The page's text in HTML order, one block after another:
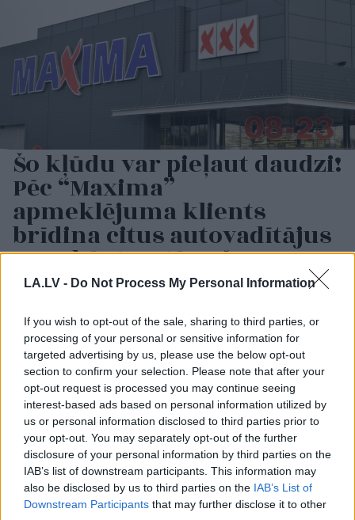
LA.LV - Do Not Process My Personal Information
If you wish to opt-out of the sale, sharing to third parties, or
processing of your personal or sensitive information for
targeted advertising by us, please use the below opt-out
section to confirm your selection. Please note that after your
opt-out request is processed you may continue seeing
interest-based ads based on personal information utilized by
us or personal information disclosed to third parties prior to
your opt-out. You may separately opt-out of the further
disclosure of your personal information by third parties on the
IAB’s list of downstream participants. This information may
also be disclosed by us to third parties on the IAB’s List of
Downstream Participants that may further disclose it to other
Šo kļūdu var pieļaut daudzi!
Pēc “Maxima”
apmeklējuma klients
brīdina citus autovadītājus
neuzkāpt uz tā paša
grābekļa
FOTO.“Vai tas ir
normāli?” Guntars
veikalā nopērk tomātu,
taču, pārgriežot to uz
“Mēsturpināmies!”
Kaspars Zemītis ar
lepnumu atrāda savu
jauno statusu